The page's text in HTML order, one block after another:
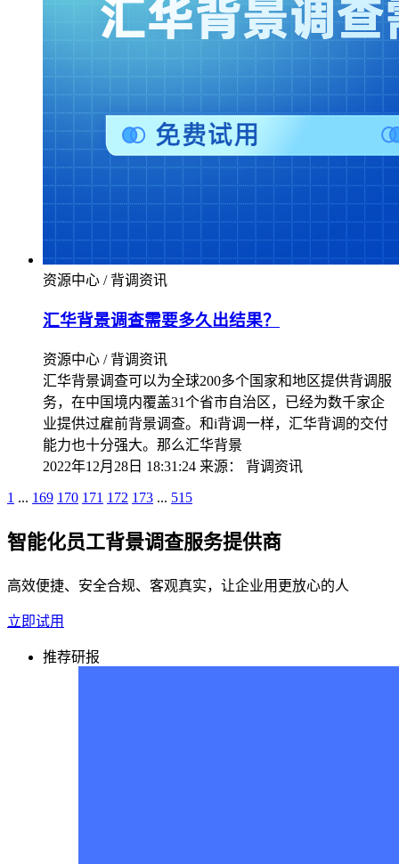
资源中心 / 背调资讯
汇华背景调查需要多久出结果？
资源中心 / 背调资讯
汇华背景调查可以为全球200多个国家和地区提供背调服
务，在中国境内覆盖31个省市自治区，已经为数千家企
业提供过雇前背景调查。和i背调一样，汇华背调的交付
能力也十分强大。那么汇华背景
2022年12月28日 18:31:24 来源： 背调资讯
1 ... 169 170 171 172 173 ... 515
智能化员工背景调查服务提供商
高效便捷、安全合规、客观真实，让企业用更放心的人
立即试用
推荐研报